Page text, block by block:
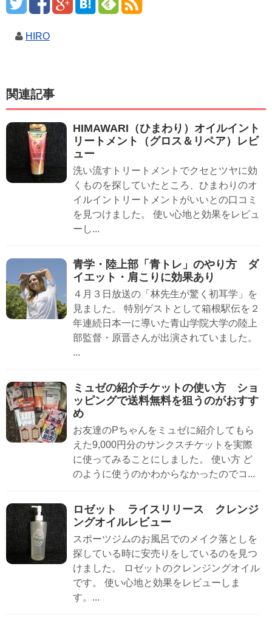
HIRO
関連記事
HIMAWARI（ひまわり）オイルイント
リートメント（グロス＆リペア）レビ
ュー
洗い流すトリートメントでクセとツヤに効
くものを探していたところ、ひまわりのオ
イルイントリートメントがいいとの口コミ
を見つけました。 使い心地と効果をレビュ
ーし...
青学・陸上部「青トレ」のやり方 ダ
イエット・肩こりに効果あり
４月３日放送の「林先生が驚く初耳学」を
見ました。 特別ゲストとして箱根駅伝を２
年連続日本一に導いた青山学院大学の陸上
部監督・原晋さんが出演されていました。
...
ミュゼの紹介チケットの使い方 ショ
ッピングで送料無料を狙うのがおすす
め
お友達のPちゃんをミュゼに紹介してもら
えた9,000円分のサンクスチケットを実際
に使ってみることにしました。 使い方 ど
のように使うのかわからなかったのでコ...
ロゼット ライスリリース クレンジ
ングオイルレビュー
スポーツジムのお風呂でのメイク落としを
探している時に安売りをしているのを見つ
けました。 ロゼットのクレンジングオイル
です。 使い心地と効果をレビューしま
す。...